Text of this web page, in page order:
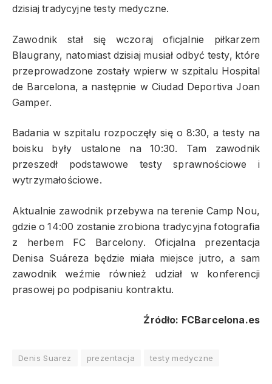
dzisiaj tradycyjne testy medyczne.
Zawodnik stał się wczoraj oficjalnie piłkarzem
Blaugrany, natomiast dzisiaj musiał odbyć testy, które
przeprowadzone zostały wpierw w szpitalu Hospital
de Barcelona, a następnie w Ciudad Deportiva Joan
Gamper.
Badania w szpitalu rozpoczęły się o 8:30, a testy na
boisku były ustalone na 10:30. Tam zawodnik
przeszedł podstawowe testy sprawnościowe i
wytrzymałościowe.
Aktualnie zawodnik przebywa na terenie Camp Nou,
gdzie o 14:00 zostanie zrobiona tradycyjna fotografia
z herbem FC Barcelony. Oficjalna prezentacja
Denisa Suáreza będzie miała miejsce jutro, a sam
zawodnik weźmie również udział w konferencji
prasowej po podpisaniu kontraktu.
Źródło: FCBarcelona.es
Denis Suarez prezentacja testy medyczne